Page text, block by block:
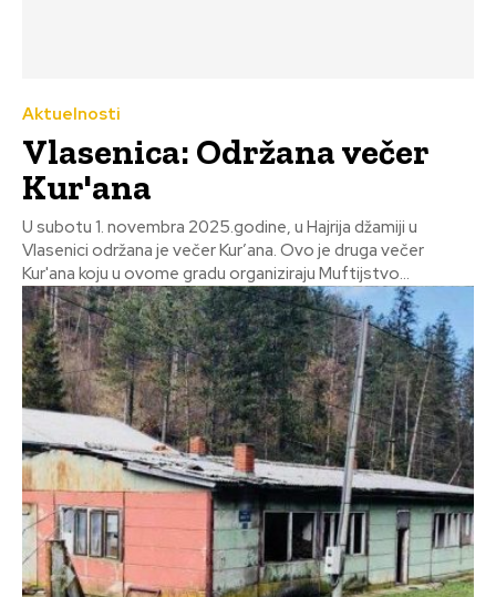
Aktuelnosti
Vlasenica: Održana večer
Kur'ana
U subotu 1. novembra 2025.godine, u Hajrija džamiji u
Vlasenici održana je večer Kur’ana. Ovo je druga večer
Kur'ana koju u ovome gradu organiziraju Muftijstvo...